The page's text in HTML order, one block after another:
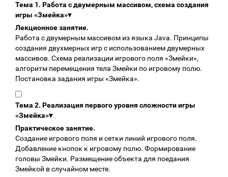
Тема 1. Работа с двумерным массивом, схема создания
игры «Змейка»▾
Лекционное занятие.
Работа с двумерным массивом из языка Java. Принципы
создания двухмерных игр с использованием двумерных
массивов. Схема реализации игрового поля «Змейки»,
алгоритм перемещения тела Змейки по игровому полю.
Постановка задания игры «Змейка».
Тема 2. Реализация первого уровня сложности игры
«Змейка»▾
Практическое занятие.
Создание игрового поля и сетки линий игрового поля.
Добавление кнопок к игровому полю. Формирование
головы Змейки. Размещение объекта для поедания
Змейкой в случайном месте.